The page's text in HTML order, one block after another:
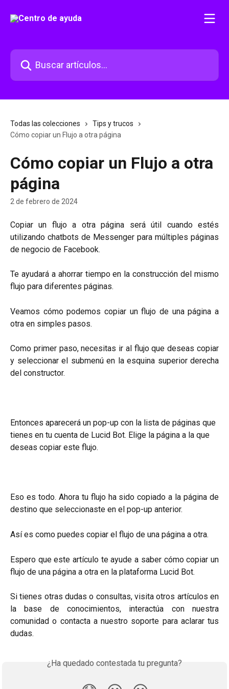
Buscar artículos...
Todas las colecciones
Tips y trucos
Cómo copiar un Flujo a otra página
Cómo copiar un Flujo a otra
página
2 de febrero de 2024
Copiar un flujo a otra página será útil cuando estés
utilizando chatbots de Messenger para múltiples páginas
de negocio de Facebook.
Te ayudará a ahorrar tiempo en la construcción del mismo
flujo para diferentes páginas.
Veamos cómo podemos copiar un flujo de una página a
otra en simples pasos.
Como primer paso, necesitas ir al flujo que deseas copiar
y seleccionar el submenú en la esquina superior derecha
del constructor.
Entonces aparecerá un pop-up con la lista de páginas que
tienes en tu cuenta de Lucid Bot. Elige la página a la que
deseas copiar este flujo.
Eso es todo. Ahora tu flujo ha sido copiado a la página de
destino que seleccionaste en el pop-up anterior.
Así es como puedes copiar el flujo de una página a otra.
Espero que este artículo te ayude a saber cómo copiar un
flujo de una página a otra en la plataforma Lucid Bot.
Si tienes otras dudas o consultas, visita otros artículos en
la base de conocimientos, interactúa con nuestra
comunidad o contacta a nuestro soporte para aclarar tus
dudas.
¿Ha quedado contestada tu pregunta?